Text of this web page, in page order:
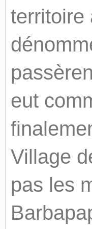
territoire
eut
Village
pas les